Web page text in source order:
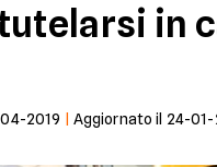
in
2019 Aggiornato il 24-